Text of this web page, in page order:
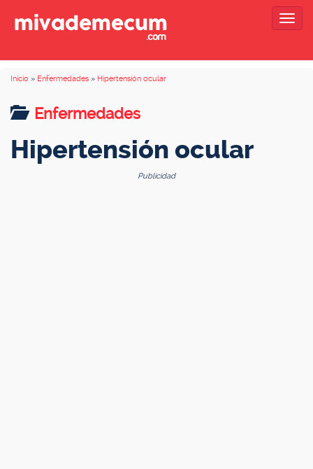
Inicio » Enfermedades » Hipertensión ocular
Enfermedades
Hipertensión ocular
Publicidad